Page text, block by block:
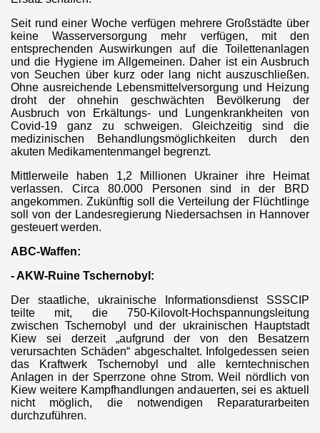
Seit rund einer Woche verfügen mehrere Großstädte über
keine Wasserversorgung mehr verfügen, mit den
entsprechenden Auswirkungen auf die Toilettenanlagen
und die Hygiene im Allgemeinen. Daher ist ein Ausbruch
von Seuchen über kurz oder lang nicht auszuschließen.
Ohne ausreichende Lebensmittelversorgung und Heizung
droht der ohnehin geschwächten Bevölkerung der
Ausbruch von Erkältungs- und Lungenkrankheiten von
Covid-19 ganz zu schweigen. Gleichzeitig sind die
medizinischen Behandlungsmöglichkeiten durch den
akuten Medikamentenmangel begrenzt.
Mittlerweile haben 1,2 Millionen Ukrainer ihre Heimat
verlassen. Circa 80.000 Personen sind in der BRD
angekommen. Zukünftig soll die Verteilung der Flüchtlinge
soll von der Landesregierung Niedersachsen in Hannover
gesteuert werden.
ABC-Waffen:
- AKW-Ruine Tschernobyl:
Der staatliche, ukrainische Informationsdienst SSSCIP
teilte mit, die 750-Kilovolt-Hochspannungsleitung
zwischen Tschernobyl und der ukrainischen Hauptstadt
Kiew sei derzeit „aufgrund der von den Besatzern
verursachten Schäden“ abgeschaltet. Infolgedessen seien
das Kraftwerk Tschernobyl und alle kerntechnischen
Anlagen in der Sperrzone ohne Strom. Weil nördlich von
Kiew weitere Kampfhandlungen andauerten, sei es aktuell
nicht möglich, die notwendigen Reparaturarbeiten
durchzuführen.